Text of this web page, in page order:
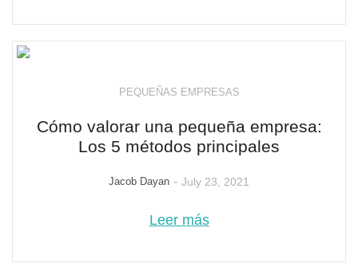
PEQUEÑAS EMPRESAS
Cómo valorar una pequeña empresa:
Los 5 métodos principales
Jacob Dayan - July 23, 2021
Leer más